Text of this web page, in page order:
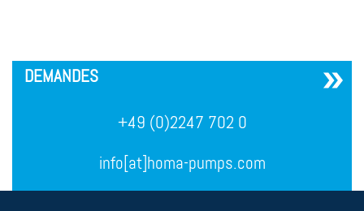
DEMANDES
+49 (0)2247 702 0
info[at]homa-pumps.com